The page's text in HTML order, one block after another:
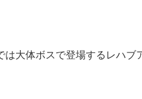
大体ボスで登場するレハブ